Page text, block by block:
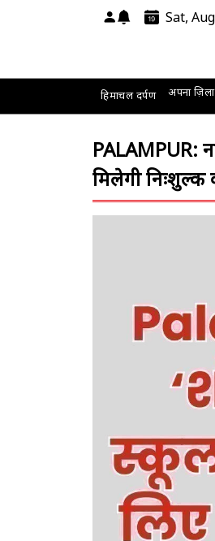
Sat,
हिमाचल दर्पण अपना ज़िला
PALAMPUR:
मिलेगी निःशुल्क